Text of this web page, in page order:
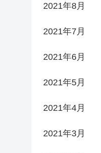
2021年8月
2021年7月
2021年6月
2021年5月
2021年4月
2021年3月